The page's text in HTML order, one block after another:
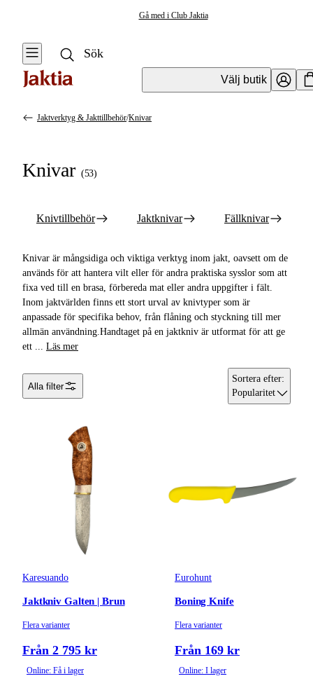
Gå med i Club Jaktia
Välj butik
Knivar
Foderplats
Lockpipor &
Skjutstöd
Hörselskydd
Skjutmål och tavlor
Multiverktyg
Jaktskyltar
& jakttillbehör
Kamouflage &
Knivtillbehör
Slaktknivar
Jaktverktyg & Jakttillbehör/Knivar
Knivar (53)
Knivtillbehör Jaktknivar Fällknivar
Knivar är mångsidiga och viktiga verktyg inom jakt, oavsett om de
används för att hantera vilt eller för andra praktiska sysslor som att
fixa ved till en brasa, förbereda mat eller andra uppgifter i fält.
Inom jaktvärlden finns ett stort urval av knivtyper som är
anpassade för specifika behov, från flåning och styckning till mer
allmän användning.Handtaget på en jaktkniv är utformat för att ge
ett ... Läs mer
Alla filter
Sortera efter:
Popularitet
Karesuando
Jaktkniv Galten | Brun
Flera varianter
Från 2 795 kr
Online: Få i lager
Eurohunt
Boning Knife
Flera varianter
Från 169 kr
Online: I lager